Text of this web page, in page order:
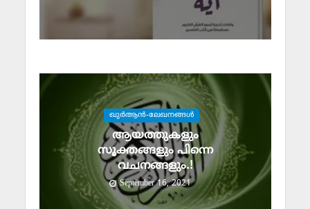
ഖുര്‍ആന്‍-ലേഖനങ്ങള്‍
ആയത്തുകളും
സൂക്തങ്ങളും പിന്നെ
വചനങ്ങളും.!
September 16, 2021